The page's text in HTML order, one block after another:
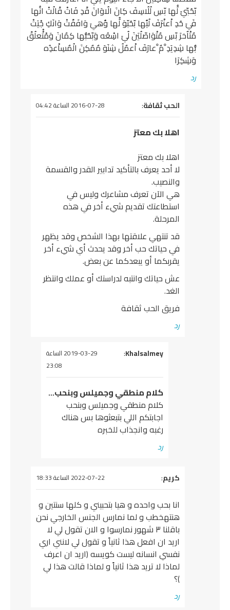
بّحُبّيَ لُُها بّسِ لُلُاسِفَ كِانَ الُاوَانَ قًدِ فَاتْ قًالُتْ انَُها
فَيَ حُدِ اْعتْرَفَ لُيَُها بّحُبّوَ لُُها وَُهيَ وَافَقًتْ وَانَكِ جْيَتْ
مٌتْاٌخرَ بّسِ مٌتْوَاصّلُيَنَ لُيَ اسِْعُه وَبّحُبُّها كِمٌانَ وَمْتْْعلُقً
بُّها شِدِيَدِ ْمٌ ْعارَفَ اْعمٌلُ شِنَوَ مٌمٌكِنَ الُمٌسِاْعدُِه
وَشِكِرَا
رد
يقول
الحب ثقافة: 2016-07-28 الساعة 04:42
اهلا بك معتز
اهلا بك معتز
لا أحد يعرف بالتأكيد تدابير القدر والقسمة
والنصيب.
هي الآن تعرف مشاعرك وليس في
استطاعتك تقديم شيء أخر في هذه
المرحلة.
قد تنتهي علاقتها بهذا الشخص وقد يظهر
في حياتك حب أخر وقد يحدث أي شيء أخر
يقربكما أو يبعدكما عن بعض.
عش حياتك وانتبه لدراستك أو عملك وانتظر
الغد.
فريق الحب ثقافة
رد
يقول
Khalsalmey
:
2019-03-29 الساعة
23:08
كلام منطقي وجميلس وبنحب…
كلام منطقي وجميلس وبنحب
اجابتكم اللي بتبعثوها بس هناك
رغبه وانجذاب للخبره
رد
يقول
كريم: 2022-07-22 الساعة 18:33
انا بحب واحده و هيا بتحبيني و كلها سنتين و
هنتهخطب و لما نمارس الجنس الخارجي نحن
باقلنا ٣ شهور نمارسوا و الان تقول لي لا
اريد ان افعل هذا ثانياً و تقول لي لانني اري
نفسي انسانه ليست كويسه (اريد ان اعرف
لماذا لا تريد هذا ثانياً و لماذا قالت هذا لي
)؟
رد